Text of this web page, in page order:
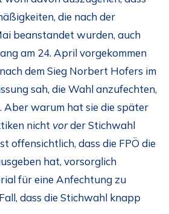
die nach der
beanstandet wurden, auch
am 24. April vorgekommen
dem Sieg Norbert Hofers im
sah, die Wahl anzufechten,
Aber warum hat sie die später
nicht vorder Stichwahl
offensichtlich, dass die FPÖ die
hat, vorsorglich
für eine Anfechtung zu
dass die Stichwahl knapp